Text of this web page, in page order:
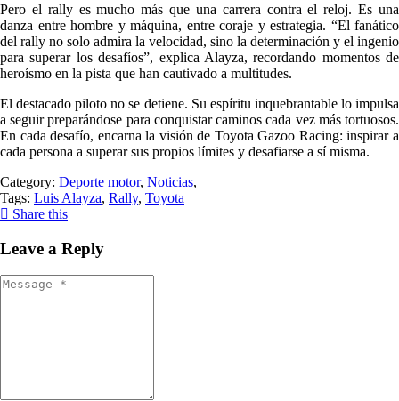
Pero el rally es mucho más que una carrera contra el reloj. Es una
danza entre hombre y máquina, entre coraje y estrategia. “El fanático
del rally no solo admira la velocidad, sino la determinación y el ingenio
para superar los desafíos”, explica Alayza, recordando momentos de
heroísmo en la pista que han cautivado a multitudes.
El destacado piloto no se detiene. Su espíritu inquebrantable lo impulsa
a seguir preparándose para conquistar caminos cada vez más tortuosos.
En cada desafío, encarna la visión de Toyota Gazoo Racing: inspirar a
cada persona a superar sus propios límites y desafiarse a sí misma.
Category: Deporte motor, Noticias,
Tags: Luis Alayza, Rally, Toyota
Share this
Leave a Reply